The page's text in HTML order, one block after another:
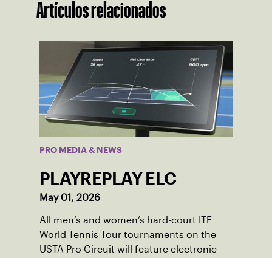
Artículos relacionados
PRO MEDIA & NEWS
PLAYREPLAY ELC
May 01, 2026
All men’s and women’s hard-court ITF
World Tennis Tour tournaments on the
USTA Pro Circuit will feature electronic